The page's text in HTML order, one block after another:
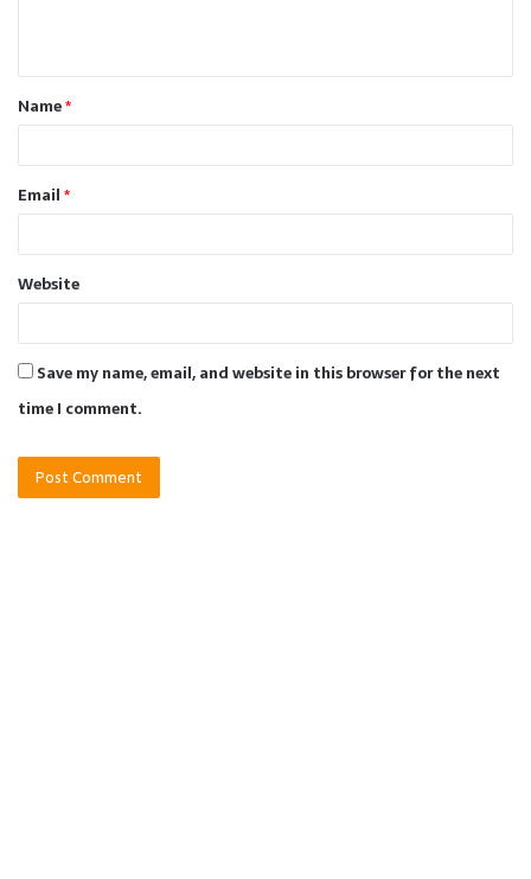
t
*Name*
Email*
Website
Save my name, email, and website in this browser for the next
time I comment.